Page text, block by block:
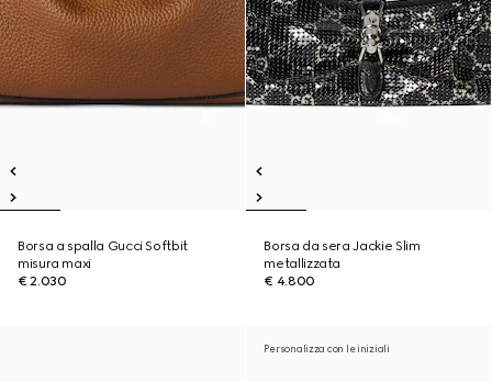
Borsa a spalla Gucci Softbit
misura maxi
€ 2.030
Borsa da sera Jackie Slim
metallizzata
€ 4.800
Personalizza con le iniziali